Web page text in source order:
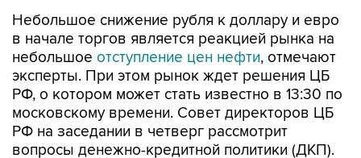
Небольшое снижение рубля к доллару и евро
в начале торгов является реакцией рынка на
небольшое отступление цен нефти, отмечают
эксперты. При этом рынок ждет решения ЦБ
РФ, о котором может стать известно в 13:30 по
московскому времени. Совет директоров ЦБ
РФ на заседании в четверг рассмотрит
вопросы денежно-кредитной политики (ДКП).